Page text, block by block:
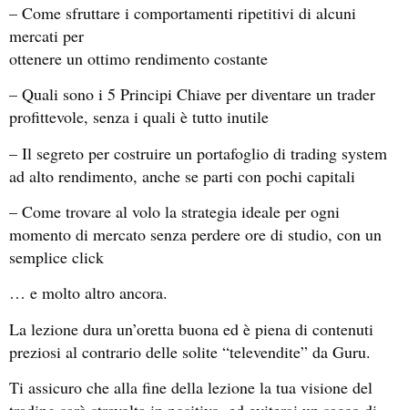
– Come sfruttare i comportamenti ripetitivi di alcuni
mercati per
ottenere un ottimo rendimento costante
– Quali sono i 5 Principi Chiave per diventare un trader
profittevole, senza i quali è tutto inutile
– Il segreto per costruire un portafoglio di trading system
ad alto rendimento, anche se parti con pochi capitali
– Come trovare al volo la strategia ideale per ogni
momento di mercato senza perdere ore di studio, con un
semplice click
… e molto altro ancora.
La lezione dura un’oretta buona ed è piena di contenuti
preziosi al contrario delle solite “televendite” da Guru.
Ti assicuro che alla fine della lezione la tua visione del